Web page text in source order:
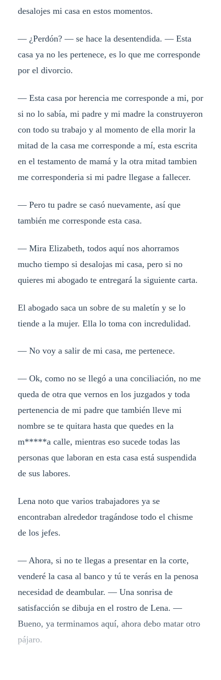
desalojes mi casa en estos momentos.
— ¿Perdón? — se hace la desentendida. — Esta
casa ya no les pertenece, es lo que me corresponde
por el divorcio.
— Esta casa por herencia me corresponde a mi, por
si no lo sabía, mi padre y mi madre la construyeron
con todo su trabajo y al momento de ella morir la
mitad de la casa me corresponde a mí, esta escrita
en el testamento de mamá y la otra mitad tambien
me corresponderia si mi padre llegase a fallecer.
— Pero tu padre se casó nuevamente, así que
también me corresponde esta casa.
— Mira Elizabeth, todos aquí nos ahorramos
mucho tiempo si desalojas mi casa, pero si no
quieres mi abogado te entregará la siguiente carta.
El abogado saca un sobre de su maletín y se lo
tiende a la mujer. Ella lo toma con incredulidad.
— No voy a salir de mi casa, me pertenece.
— Ok, como no se llegó a una conciliación, no me
queda de otra que vernos en los juzgados y toda
pertenencia de mi padre que también lleve mi
nombre se te quitara hasta que quedes en la
m*****a calle, mientras eso sucede todas las
personas que laboran en esta casa está suspendida
de sus labores.
Lena noto que varios trabajadores ya se
encontraban alrededor tragándose todo el chisme
de los jefes.
— Ahora, si no te llegas a presentar en la corte,
venderé la casa al banco y tú te verás en la penosa
necesidad de deambular. — Una sonrisa de
satisfacción se dibuja en el rostro de Lena. —
Bueno, ya terminamos aquí, ahora debo matar otro
pájaro.